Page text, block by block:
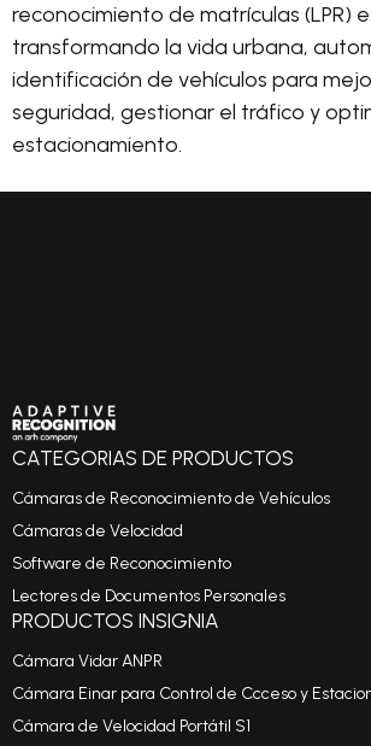
reconocimiento de matrículas (LPR)
transformando la vida urbana,
identificación de vehículos para
seguridad, gestionar el tráfico y
estacionamiento.
CATEGORIAS DE PRODUCTOS
Cámaras de Reconocimiento de Vehículos
Cámaras de Velocidad
Software de Reconocimiento
Lectores de Documentos Personales
PRODUCTOS INSIGNIA
Cámara Vidar ANPR
Cámara Einar para Control de Ccceso y
Cámara de Velocidad Portátil S1